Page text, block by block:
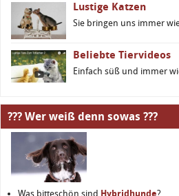
Lustige Katzen
Sie bringen uns immer
Beliebte Tiervideos
Einfach süß und immer
??? Wer weiß denn sowas ???
Was bitteschön sind Hybridhunde?